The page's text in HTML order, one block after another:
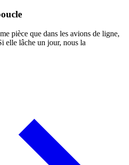
pièce que dans les avions de ligne,
elle lâche un jour, nous la